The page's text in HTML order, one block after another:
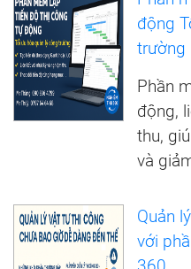
động
trường
Phần
động,
thu,
và
Quản
với